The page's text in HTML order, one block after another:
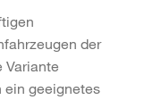
der
Variante
ein geeignetes